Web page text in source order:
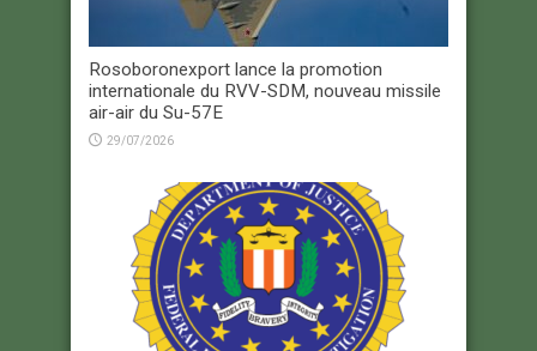
Rosoboronexport lance la promotion
internationale du RVV-SDM, nouveau missile
air-air du Su-57E
29/07/2026